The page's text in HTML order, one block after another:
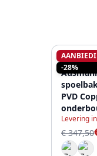
-28%
PVD
en
Levering
€ 347,50